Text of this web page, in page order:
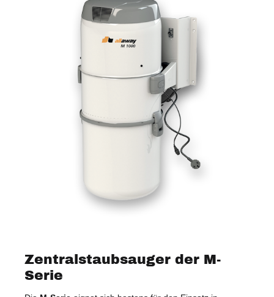
Zentralstaubsauger der M-
Serie